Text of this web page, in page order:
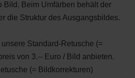
Bild. Beim Umfärben behält der
die Struktur des Ausgangsbildes.
Standard-Retusche (=
von 3.-- Euro / Bild anbieten.
(= Bildkorrekturen)